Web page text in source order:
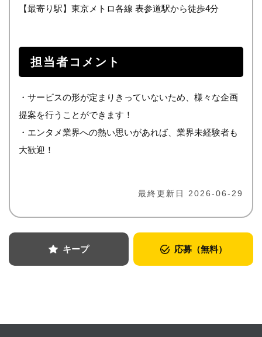
【最寄り駅】東京メトロ各線 表参道駅から徒歩4分
担当者コメント
・サービスの形が定まりきっていないため、様々な企画
提案を行うことができます！
・エンタメ業界への熱い思いがあれば、業界未経験者も
大歓迎！
最終更新日 2026-06-29
キープ 応募（無料）